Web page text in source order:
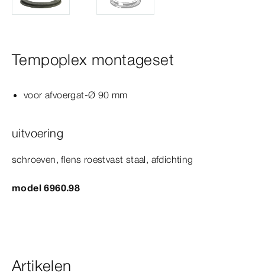
Tempoplex montageset
voor afvoergat-Ø 90 mm
uitvoering
schroeven, flens roestvast staal, afdichting
model 6960.98
Artikelen